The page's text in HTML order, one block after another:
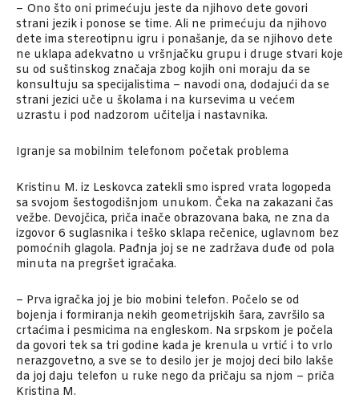
– Ono što oni primećuju jeste da njihovo dete govori
strani jezik i ponose se time. Ali ne primećuju da njihovo
dete ima stereotipnu igru i ponašanje, da se njihovo dete
ne uklapa adekvatno u vršnjačku grupu i druge stvari koje
su od suštinskog značaja zbog kojih oni moraju da se
konsultuju sa specijalistima – navodi ona, dodajući da se
strani jezici uče u školama i na kursevima u većem
uzrastu i pod nadzorom učitelja i nastavnika.
Igranje sa mobilnim telefonom početak problema
Kristinu M. iz Leskovca zatekli smo ispred vrata logopeda
sa svojom šestogodišnjom unukom. Čeka na zakazani čas
vežbe. Devojčica, priča inače obrazovana baka, ne zna da
izgovor 6 suglasnika i teško sklapa rečenice, uglavnom bez
pomoćnih glagola. Pađnja joj se ne zadržava duđe od pola
minuta na pregršet igračaka.
– Prva igračka joj je bio mobini telefon. Počelo se od
bojenja i formiranja nekih geometrijskih šara, završilo sa
crtaćima i pesmicima na engleskom. Na srpskom je počela
da govori tek sa tri godine kada je krenula u vrtić i to vrlo
nerazgovetno, a sve se to desilo jer je mojoj deci bilo lakše
da joj daju telefon u ruke nego da pričaju sa njom – priča
Kristina M.